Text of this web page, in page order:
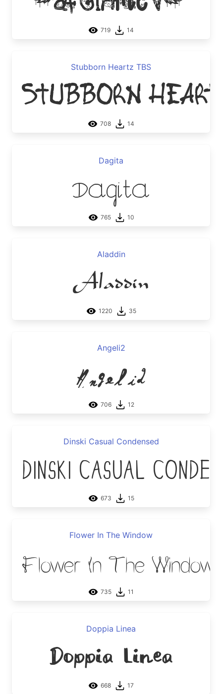
719 14
Stubborn Heartz TBS
Stubborn
708 14
Dagita
Dagita
765 10
Aladdin
Aladdin
1220 35
Angeli2
Angeli2
706 12
Dinski Casual Condensed
Dinski Casual
673 15
Flower In The Window
Flower In The Window
735 11
Doppia Linea
Doppia Linea
668 17